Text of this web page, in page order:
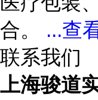
合。 ...查
联系我们
上海骏道